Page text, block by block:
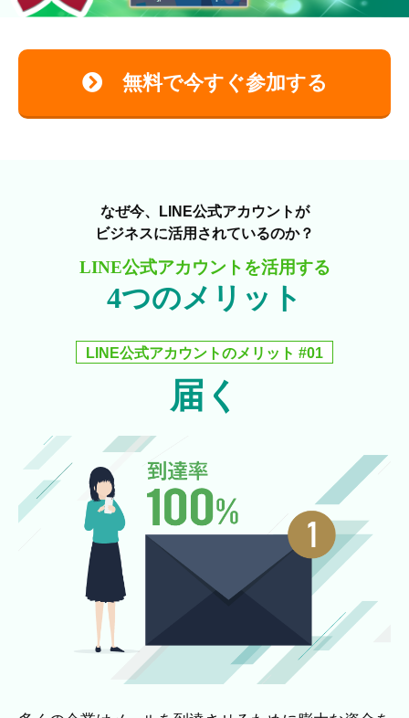
無料で今すぐ参加する
なぜ今、LINE公式アカウントが
ビジネスに活用されているのか？
LINE公式アカウントを活用する
4つのメリット
LINE公式アカウントのメリット #01
届く